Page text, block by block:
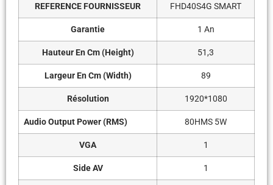
REFERENCE FOURNISSEUR FHD40S4G SMART
Garantie 1 An
Hauteur En Cm (Height) 51,3
Largeur En Cm (Width) 89
Résolution 1920*1080
Audio Output Power (RMS) 80HMS 5W
VGA 1
Side AV 1